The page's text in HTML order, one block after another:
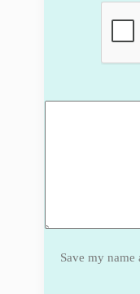
Save my